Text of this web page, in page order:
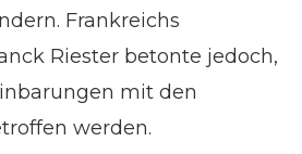
Frankreichs
Riester betonte jedoch,
mit den
werden.